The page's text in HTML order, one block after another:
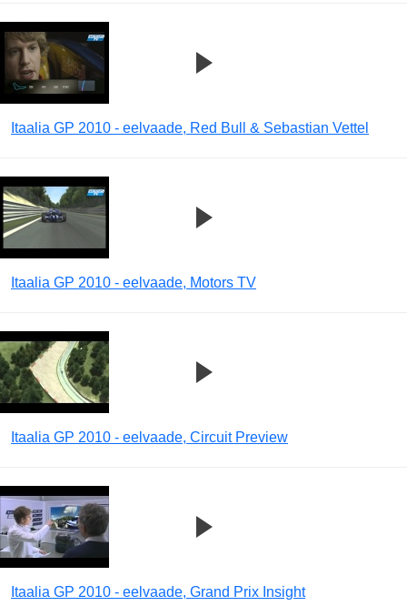
Itaalia GP 2010 - eelvaade, Red Bull & Sebastian Vettel
Itaalia GP 2010 - eelvaade, Motors TV
Itaalia GP 2010 - eelvaade, Circuit Preview
Itaalia GP 2010 - eelvaade, Grand Prix Insight